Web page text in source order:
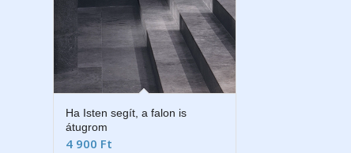
Ha Isten segít, a falon is
átugrom
4 900 Ft